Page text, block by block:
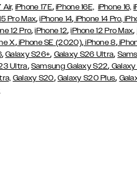
Air, iPhone 17E,iPhone 16E, iPhone 16,
Pro Max,iPhone 14, iPhone 14 Pro,
12 Pro,iPhone 12,iPhone 12 Pro Max,
X,iPhone SE (2020),iPhone 8,
,Galaxy S26+, Galaxy S26 Ultra,
Ultra, Samsung Galaxy S22,
Galaxy S20, Galaxy S20 Plus,